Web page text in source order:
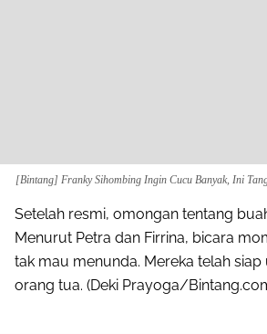
[Bintang] Franky Sihombing Ingin Cucu Banyak, Ini
Setelah resmi, omongan tentang
Menurut Petra dan Firrina, bicara
tak mau menunda. Mereka telah
orang tua. (Deki Prayoga/